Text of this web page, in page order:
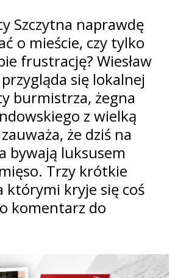
Szczytna naprawdę
o mieście, czy tylko
frustrację? Wiesław
się lokalnej
burmistrza, żegna
z wielką
że dziś na
bywają luksusem
Trzy krótkie
którymi kryje się coś
komentarz do